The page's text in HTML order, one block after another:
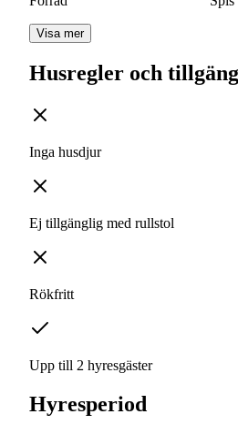
Visa mer
Husregler och
Inga husdjur
Ej tillgänglig med rullstol
Rökfritt
Upp till 2 hyresgäster
Hyresperiod